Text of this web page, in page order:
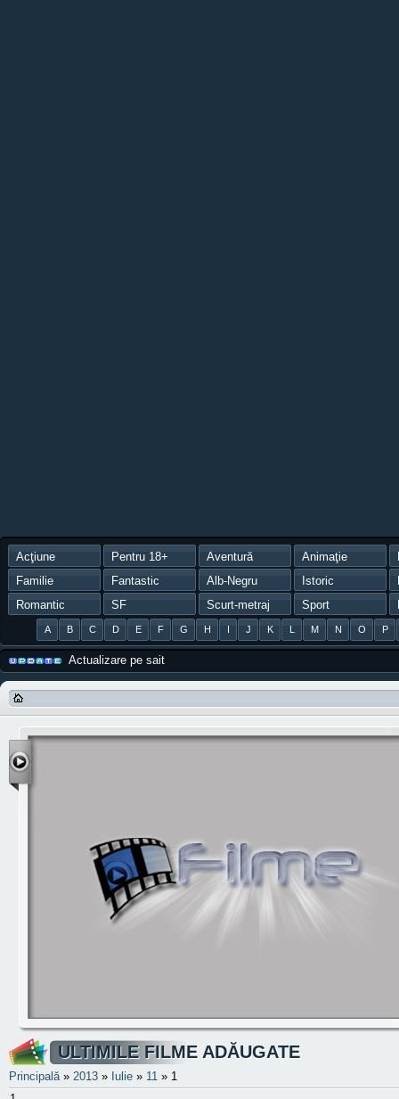
Acţiune Pentru 18+ Aventură Animaţie
Familie
Fantastic Alb-Negru Istoric
Romantic
SF Scurt-metraj Sport
A B C D E F G H I J K L M N O P
Actualizare pe sait
ULTIMILE FILME ADĂUGATE
Principală» 2013 » Iulie » 11 » 1